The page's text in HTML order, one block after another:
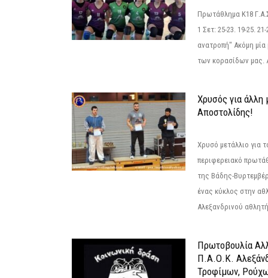
Πρωτάθλημα Κ18
1 Σετ: 25-23. 19-25.
ανατροπή" Ακόμη μία
των κορασίδων μας.
Χρυσός για άλλη
Αποστολίδης!
Χρυσό μετάλλιο για
περιφερειακό
της Βάδης-
ένας κύκλος στην
Αλεξανδρινού
Πρωτοβουλία
Π.Α.Ο.Κ.
Τροφίμων,